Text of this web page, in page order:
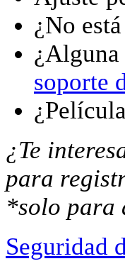
¿No
soporte
¿Te
para
*solo para
Seguridad